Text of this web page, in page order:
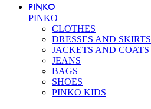
PINKO
PINKO
CLOTHES
DRESSES AND SKIRTS
JACKETS AND COATS
JEANS
BAGS
SHOES
PINKO KIDS